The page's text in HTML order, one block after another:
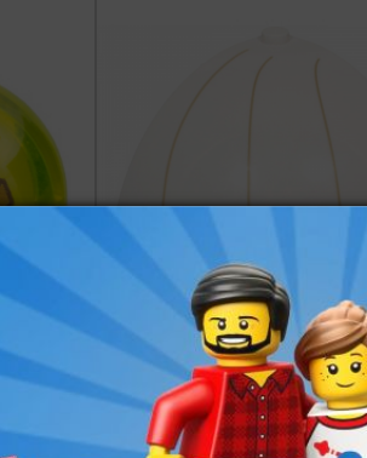
4,99
LEGO® Quart De
Dôme 5x5x3
imprimé Côté Droit